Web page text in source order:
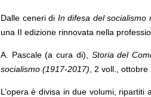
Dalle ceneri di In difesa del socialismo
una II edizione rinnovata nella
A. Pascale (a cura di), Storia del
socialismo (1917-2017) , 2 voll.,
L’opera è divisa in due volumi,